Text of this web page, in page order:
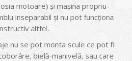
motoare) şi maşina propriu-
inseparabil şi nu pot funcţiona
altfel.
nu se pot monta scule ce pot fi
bielă-manivelă, sau care